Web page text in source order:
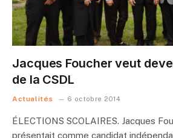
Jacques Foucher veut
de la CSDL
Actualités 6 octobre 2014
ÉLECTIONS SCOLAIRES. Jacques
présentait comme candidat